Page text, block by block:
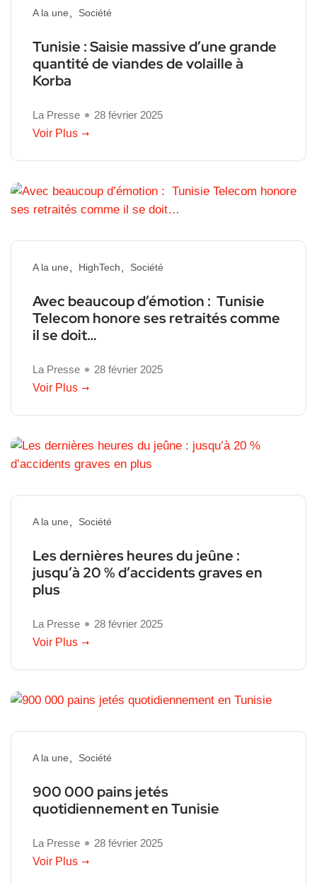
A la une Société
Tunisie : Saisie massive d’une grande
quantité de viandes de volaille à
Korba
La Presse
28 février 2025
Voir Plus
A la une HighTech Société
Avec beaucoup d’émotion : Tunisie
Telecom honore ses retraités comme
il se doit…
La Presse
28 février 2025
Voir Plus
A la une Société
Les dernières heures du jeûne :
jusqu’à 20 % d’accidents graves en
plus
La Presse
28 février 2025
Voir Plus
A la une Société
900 000 pains jetés
quotidiennement en Tunisie
La Presse
28 février 2025
Voir Plus